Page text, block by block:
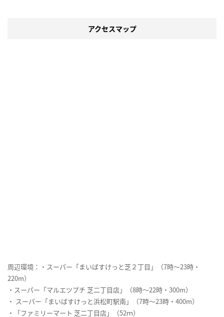
アクセスマップ
周辺環境：・スーパー「まいばすけっと芝２丁目」（7時～23時・
220m）
・スーパー「マルエツプチ 芝二丁目店」（8時～22時・300m）
・ スーパー「まいばすけっと浜松町駅南」（7時～23時・400m）
・「ファミリーマート 芝二丁目店」（52ｍ）